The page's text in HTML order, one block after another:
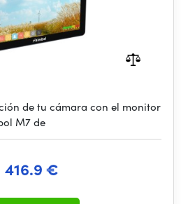
de tu cámara con el monitor
M7 de
416.9 €